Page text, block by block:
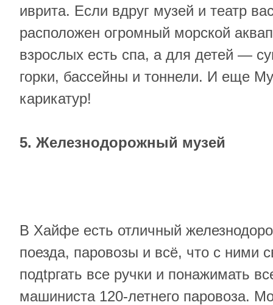
иврита. Если вдруг музей и театр
расположен огромный морской
взрослых есть спа, а для детей —
горки, бассейны и тоннели. И еще
карикатур!
5. Железнодорожный музей
В Хайфе есть отличный
поезда, паровозы и всё, что с ними
подtргать все ручки и понажимать
машиниста 120-летнего паровоза.